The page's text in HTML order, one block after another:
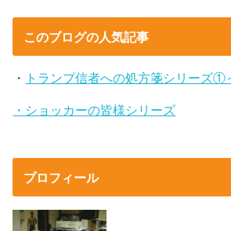
このブログの人気記事
・ トランプ信者への処方箋シリーズ
・ショッカーの皆様シリーズ
プロフィール